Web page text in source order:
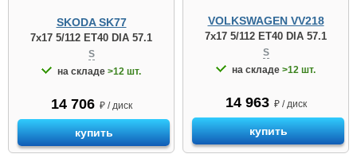
SKODA SK77
7x17 5/112 ET40 DIA 57.1
S
на складе >12 шт.
14 706 ₽ / диск
купить
VOLKSWAGEN VV218
7x17 5/112 ET40 DIA 57.1
S
на складе >12 шт.
14 963 ₽ / диск
купить